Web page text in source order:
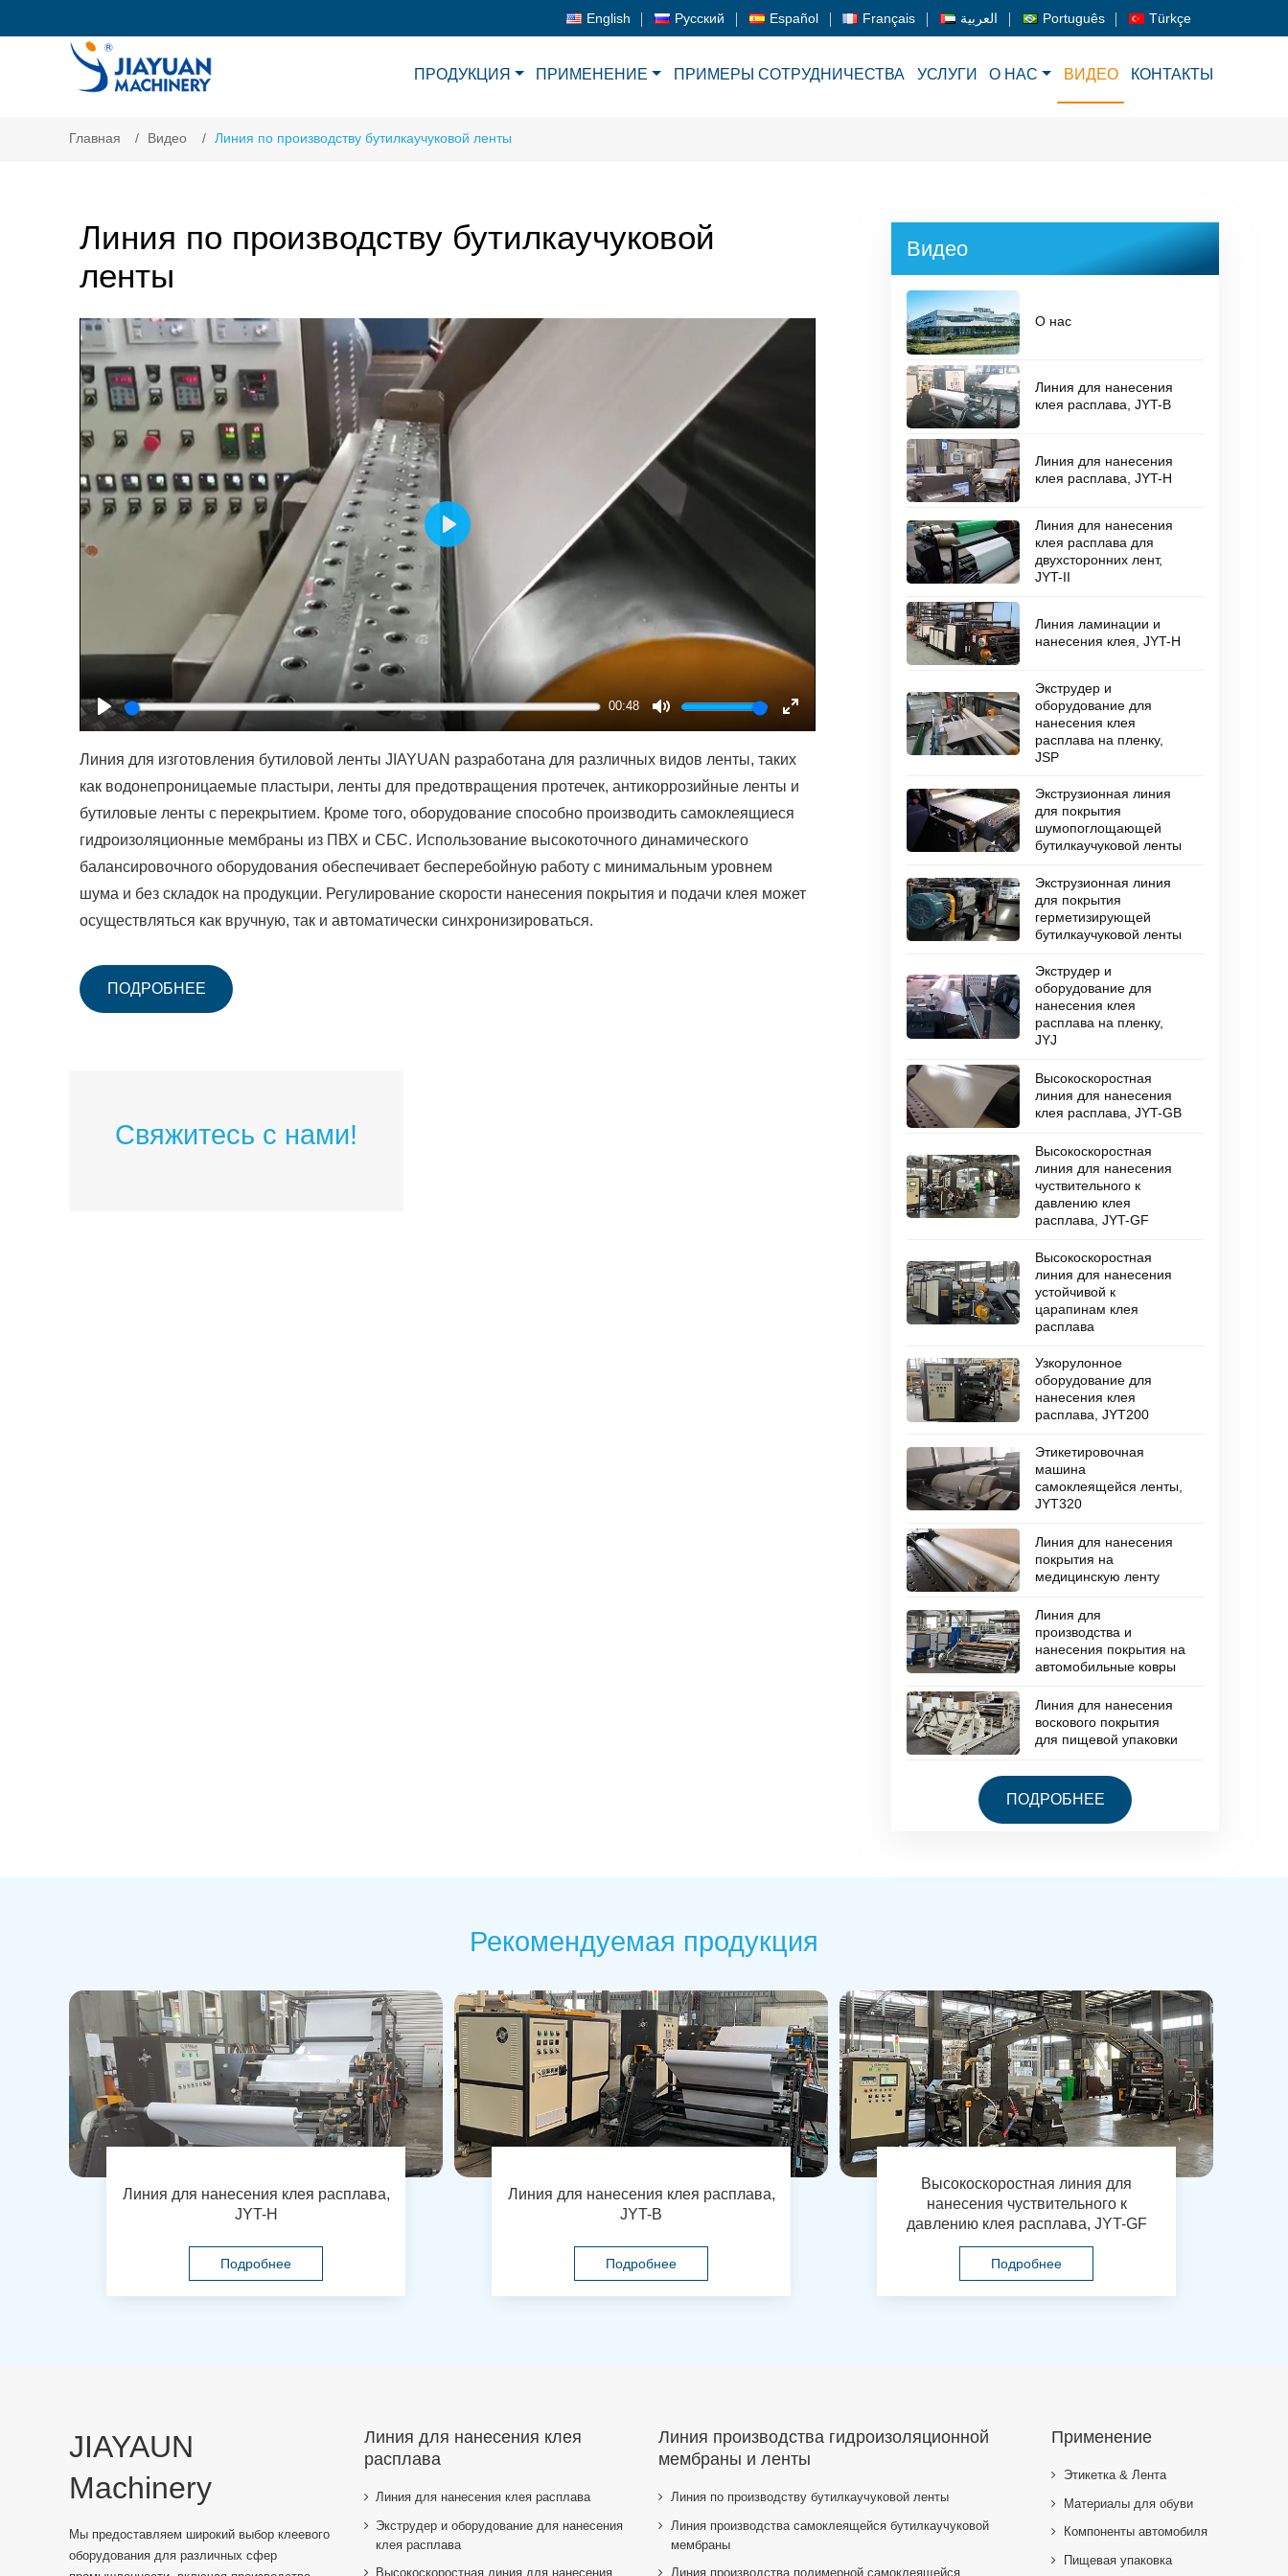
English Русский Español Français العربية Português Türkçe
ПРОДУКЦИЯ ПРИМЕНЕНИЕ ПРИМЕРЫ СОТРУДНИЧЕСТВА УСЛУГИ О НАС ВИДЕО КОНТАКТЫ
Главная Видео Линия по производству бутилкаучуковой ленты
Линия по производству бутилкаучуковой
ленты
Play
00:48
Mute
Enter
fullscreen
Play
Линия для изготовления бутиловой ленты JIAYUAN разработана для различных видов ленты, таких
как водонепроницаемые пластыри, ленты для предотвращения протечек, антикоррозийные ленты и
бутиловые ленты с перекрытием. Кроме того, оборудование способно производить самоклеящиеся
гидроизоляционные мембраны из ПВХ и СБС. Использование высокоточного динамического
балансировочного оборудования обеспечивает бесперебойную работу с минимальным уровнем
шума и без складок на продукции. Регулирование скорости нанесения покрытия и подачи клея может
осуществляться как вручную, так и автоматически синхронизироваться.
ПОДРОБНЕЕ
Свяжитесь с нами!
Видео
О нас
Линия для нанесения
клея расплава, JYT-B
Линия для нанесения
клея расплава, JYT-H
Линия для нанесения
клея расплава для
двухсторонних лент,
JYT-II
Линия ламинации и
нанесения клея, JYT-H
Экструдер и
оборудование для
нанесения клея
расплава на пленку,
JSP
Экструзионная линия
для покрытия
шумопоглощающей
бутилкаучуковой ленты
Экструзионная линия
для покрытия
герметизирующей
бутилкаучуковой ленты
Экструдер и
оборудование для
нанесения клея
расплава на пленку,
JYJ
Высокоскоростная
линия для нанесения
клея расплава, JYT-GB
Высокоскоростная
линия для нанесения
чуствительного к
давлению клея
расплава, JYT-GF
Высокоскоростная
линия для нанесения
устойчивой к
царапинам клея
расплава
Узкорулонное
оборудование для
нанесения клея
расплава, JYT200
Этикетировочная
машина
самоклеящейся ленты,
JYT320
Линия для нанесения
покрытия на
медицинскую ленту
Линия для
производства и
нанесения покрытия на
автомобильные ковры
Линия для нанесения
воскового покрытия
для пищевой упаковки
ПОДРОБНЕЕ
Рекомендуемая продукция
Линия для нанесения клея расплава,
JYT-H
Подробнее
Линия для нанесения клея расплава,
JYT-B
Подробнее
Высокоскоростная линия для
нанесения чуствительного к
давлению клея расплава, JYT-GF
Подробнее
JIAYAUN
Machinery
Мы предоставляем широкий выбор клеевого
оборудования для различных сфер
Линия для нанесения клея
расплава
Линия для нанесения клея расплава
Экструдер и оборудование для нанесения
клея расплава
Высокоскоростная линия для нанесения
Линия производства гидроизоляционной
мембраны и ленты
Линия по производству бутилкаучуковой ленты
Линия производства самоклеящейся бутилкаучуковой
мембраны
Линия производства полимерной самоклеящейся
Применение
Этикетка & Лента
Материалы для обуви
Компоненты автомобиля
Пищевая упаковка